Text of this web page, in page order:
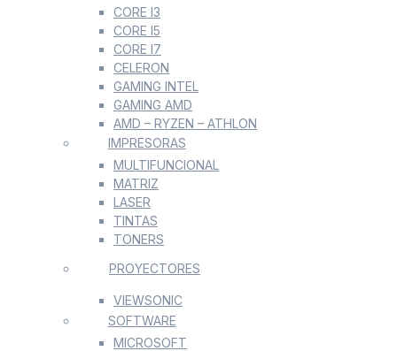
CORE I3
CORE I5
CORE I7
CELERON
GAMING INTEL
GAMING AMD
AMD – RYZEN – ATHLON
IMPRESORAS
MULTIFUNCIONAL
MATRIZ
LASER
TINTAS
TONERS
PROYECTORES
VIEWSONIC
SOFTWARE
MICROSOFT